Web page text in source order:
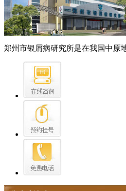
郑州市银屑病研究所是在我国中原